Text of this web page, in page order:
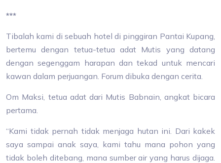
***
Tibalah kami di sebuah hotel di pinggiran Pantai Kupang,
bertemu dengan tetua-tetua adat Mutis yang datang
dengan segenggam harapan dan tekad untuk mencari
kawan dalam perjuangan. Forum dibuka dengan cerita.
Om Maksi, tetua adat dari Mutis Babnain, angkat bicara
pertama.
“Kami tidak pernah tidak menjaga hutan ini. Dari kakek
saya sampai anak saya, kami tahu mana pohon yang
tidak boleh ditebang, mana sumber air yang harus dijaga.